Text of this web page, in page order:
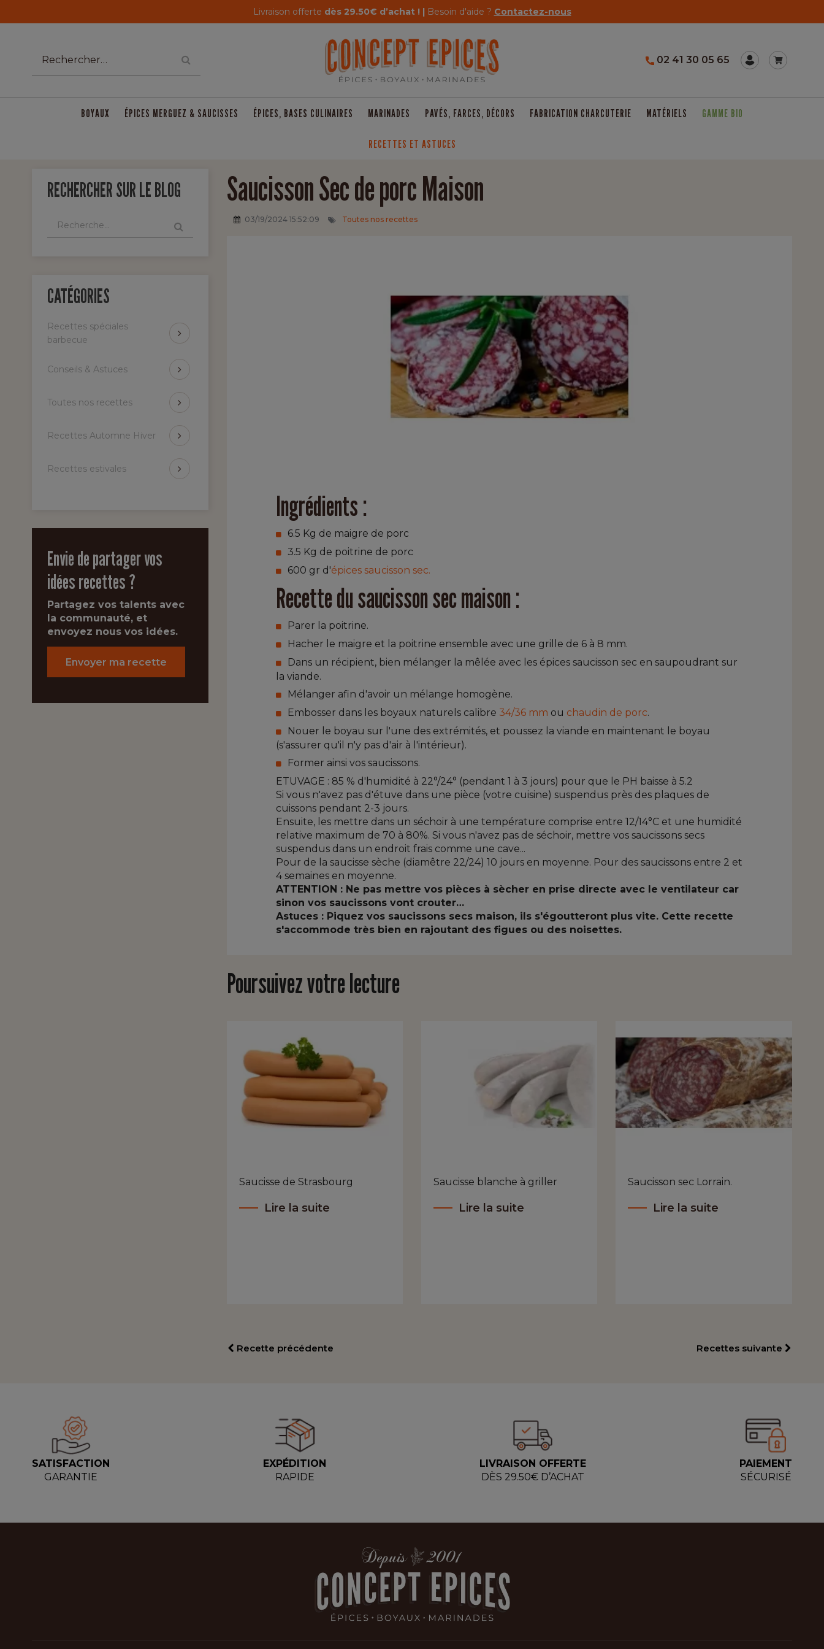
Livraison offerte dès 29.50€ d’achat ! | Besoin d'aide ? Contactez-nous
02 41 30 05 65
BOYAUX ÉPICES MERGUEZ & SAUCISSES ÉPICES, BASES CULINAIRES MARINADES PAVÉS, FARCES, DÉCORS FABRICATION CHARCUTERIE MATÉRIELS GAMME BIO
RECETTES ET ASTUCES
RECHERCHER SUR LE BLOG
CATÉGORIES
Recettes spéciales
barbecue
Conseils & Astuces
Toutes nos recettes
Recettes Automne Hiver
Recettes estivales
Envie de partager vos
idées recettes ?
Partagez vos talents avec
la communauté, et
envoyez nous vos idées.
Envoyer ma recette
Saucisson Sec de porc Maison
03/19/2024 15:52:09 Toutes nos recettes
Ingrédients :
6.5 Kg de maigre de porc
3.5 Kg de poitrine de porc
600 gr d'épices saucisson sec.
Recette du saucisson sec maison :
Parer la poitrine.
Hacher le maigre et la poitrine ensemble avec une grille de 6 à 8 mm.
Dans un récipient, bien mélanger la mêlée avec les épices saucisson sec en saupoudrant sur
la viande.
Mélanger afin d'avoir un mélange homogène.
Embosser dans les boyaux naturels calibre 34/36 mm ou chaudin de porc.
Nouer le boyau sur l'une des extrémités, et poussez la viande en maintenant le boyau
(s'assurer qu'il n'y pas d'air à l'intérieur).
Former ainsi vos saucissons.
ETUVAGE : 85 % d'humidité à 22°/24° (pendant 1 à 3 jours) pour que le PH baisse à 5.2
Si vous n'avez pas d'étuve dans une pièce (votre cuisine) suspendus près des plaques de
cuissons pendant 2-3 jours.
Ensuite, les mettre dans un séchoir à une température comprise entre 12/14°C et une humidité
relative maximum de 70 à 80%. Si vous n'avez pas de séchoir, mettre vos saucissons secs
suspendus dans un endroit frais comme une cave...
Pour de la saucisse sèche (diamêtre 22/24) 10 jours en moyenne. Pour des saucissons entre 2 et
4 semaines en moyenne.
ATTENTION : Ne pas mettre vos pièces à sècher en prise directe avec le ventilateur car
sinon vos saucissons vont crouter…
Astuces : Piquez vos saucissons secs maison, ils s'égoutteront plus vite. Cette recette
s'accommode très bien en rajoutant des figues ou des noisettes.
Poursuivez votre lecture
Saucisse de Strasbourg
Lire la suite
Saucisse blanche à griller
Lire la suite
Saucisson sec Lorrain.
Lire la suite
Recette précédente Recettes suivante
SATISFACTION
GARANTIE
EXPÉDITION
RAPIDE
LIVRAISON OFFERTE
DÈS 29.50€ D’ACHAT
PAIEMENT
SÉCURISÉ